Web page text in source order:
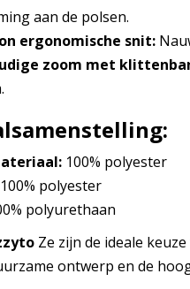
aan de polsen.
ergonomische snit:
zoom met
100% polyester
100% polyester
polyurethaan
Ze zijn de ideale
ontwerp en de